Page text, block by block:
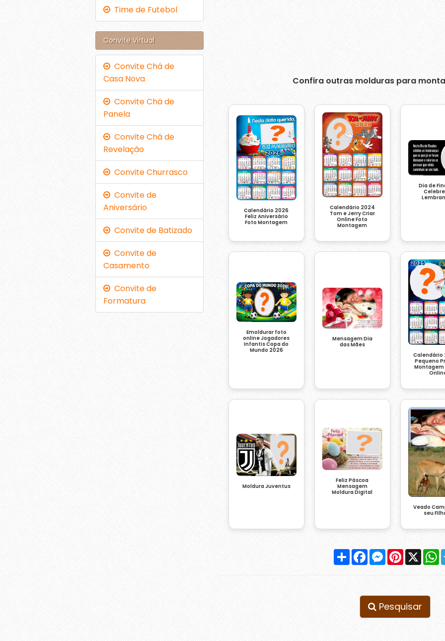
Confira outras molduras para
Calendário 2026
Feliz Aniversário
Foto Montagem
Calendário 2024
Tom e Jerry Criar
Online Foto
Montagem
Dia de
Emoldurar foto
online Jogadores
Infantis Copa do
Mundo 2026
Mensagem Dia
das Mães
Calendário
Pequeno
Moldura Juventus
Feliz Páscoa
Mensagem
Moldura Digital
Veado
seu
Compartilhar
FacebookMessenger
Pinterest
X
Pesquisar
Time de Futebol
Convite Virtual
Convite Chá de
Casa Nova
Convite Chá de
Panela
Convite Chá de
Revelação
Convite Churrasco
Convite de
Aniversário
Convite de Batizado
Convite de
Casamento
Convite de
Formatura